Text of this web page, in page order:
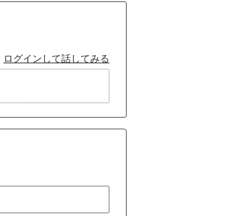
ログインして話してみる